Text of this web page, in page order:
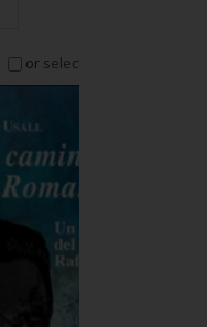
or select all